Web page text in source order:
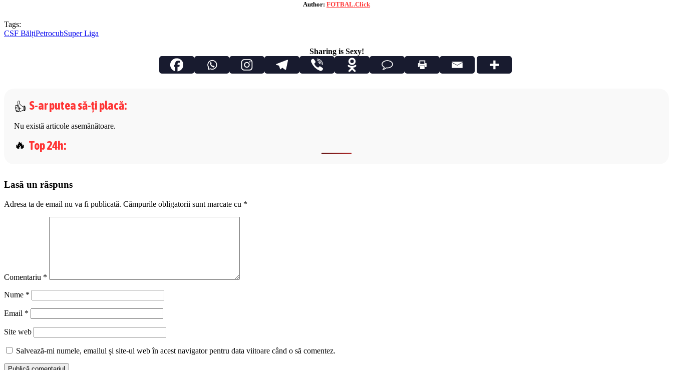
Author: FOTBAL.Click
Tags:
CSF BălțiPetrocubSuper Liga
Sharing is Sexy!
S-ar putea să-ți placă:
Nu există articole asemănătoare.
Top 24h:
Lasă un răspuns
Adresa ta de email nu va fi publicată. Câmpurile obligatorii sunt marcate cu *
Comentariu *
Nume *
Email *
Site web
Salvează-mi numele, emailul și site-ul web în acest navigator pentru data viitoare când o să comentez.